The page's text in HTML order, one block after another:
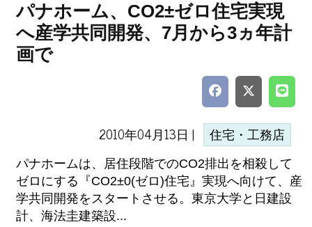
パナホーム、CO2±ゼロ住宅実現
へ産学共同開発、7月から3ヵ年計
画で
2010年04月13日 | 住宅・工務店
パナホームは、居住段階でのCO2排出を相殺して
ゼロにする『CO2±0(ゼロ)住宅』実現へ向けて、産
学共同開発をスタートさせる。東京大学と日建設
計、海法圭建築設...